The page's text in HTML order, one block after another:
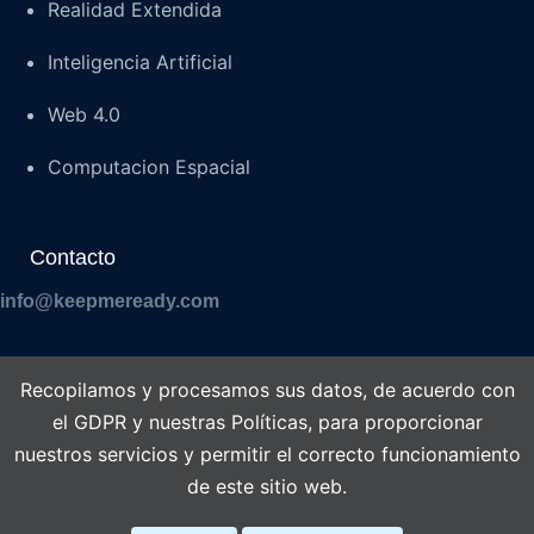
Realidad Extendida
Inteligencia Artificial
Web 4.0
Computacion Espacial
Contacto
info@keepmeready.com
Aviso Legal
Recopilamos y procesamos sus datos, de acuerdo con
el GDPR y nuestras Políticas, para proporcionar
nuestros servicios y permitir el correcto funcionamiento
de este sitio web.